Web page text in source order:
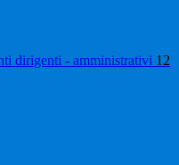
dirigenti - amministrativi 12